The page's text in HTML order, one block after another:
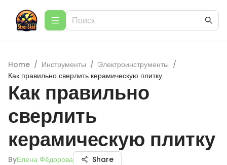
Home / Инструменты / Электроинструменты /
Как правильно сверлить керамическую плитку
Как правильно
сверлить
керамическую плитку
ByЕлена Фёдорова Share